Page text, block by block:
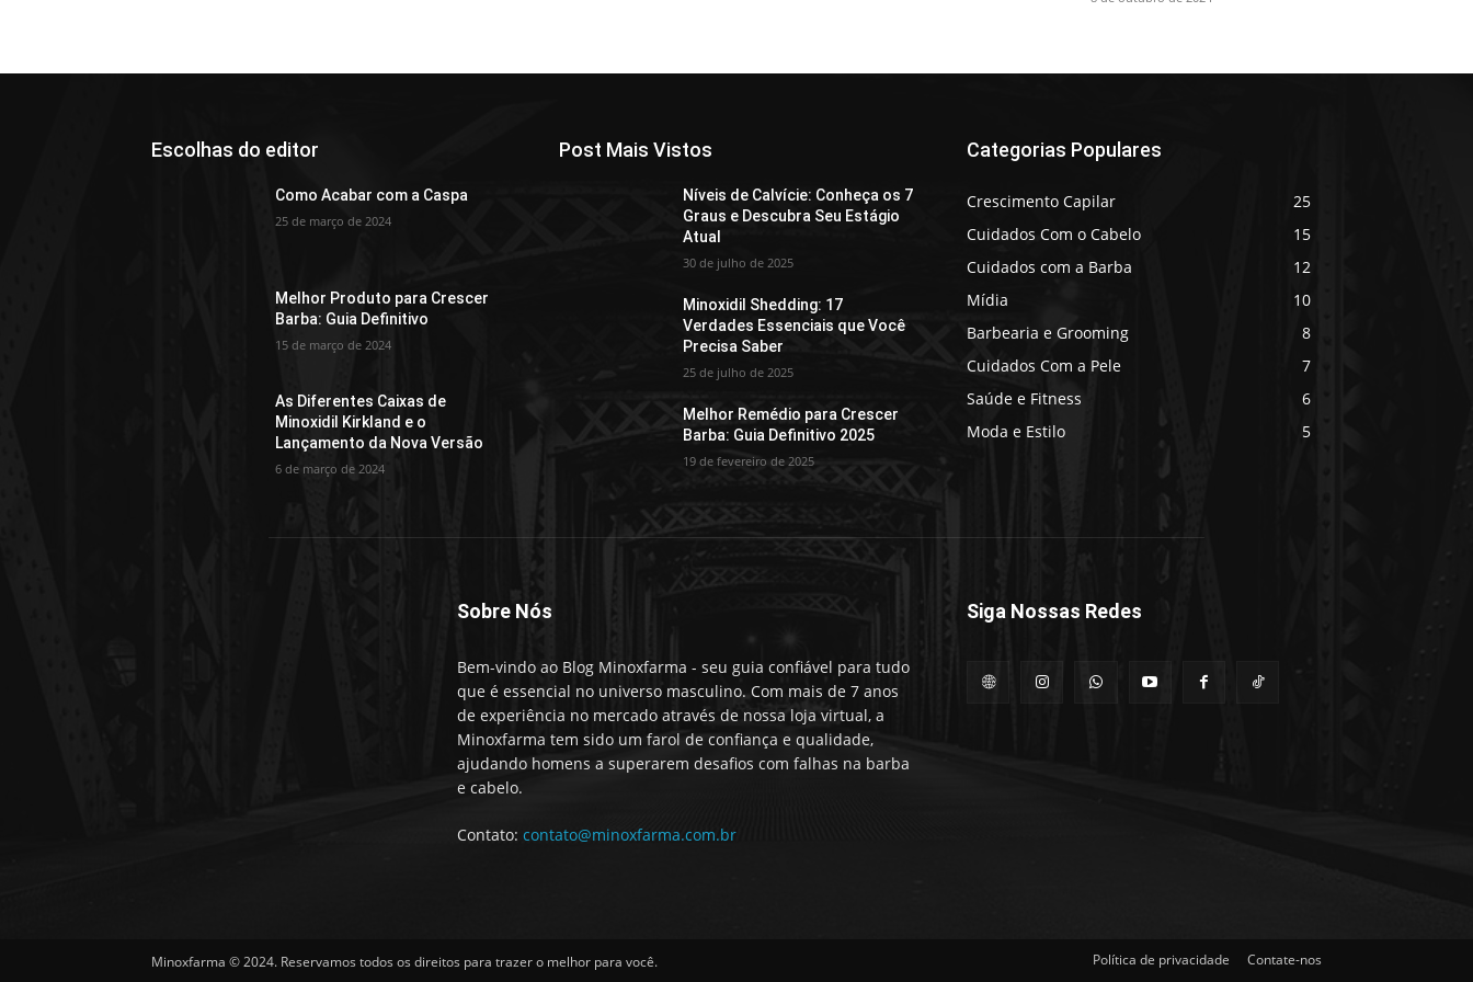
Escolhas do editor
Como Acabar com a Caspa
25 de março de 2024
Melhor Produto para Crescer
Barba: Guia Definitivo
15 de março de 2024
As Diferentes Caixas de
Minoxidil Kirkland e o
Lançamento da Nova Versão
6 de março de 2024
Post Mais Vistos
Níveis de Calvície: Conheça os 7
Graus e Descubra Seu Estágio
Atual
30 de julho de 2025
Minoxidil Shedding: 17
Verdades Essenciais que Você
Precisa Saber
25 de julho de 2025
Melhor Remédio para Crescer
Barba: Guia Definitivo 2025
19 de fevereiro de 2025
Categorias Populares
Crescimento Capilar
25
Cuidados Com o Cabelo
15
Cuidados com a Barba
12
Mídia
10
Barbearia e Grooming
8
Cuidados Com a Pele
7
Saúde e Fitness
6
Moda e Estilo
5
Sobre Nós
Bem-vindo ao Blog Minoxfarma - seu guia confiável para tudo
que é essencial no universo masculino. Com mais de 7 anos
de experiência no mercado através de nossa loja virtual, a
Minoxfarma tem sido um farol de confiança e qualidade,
ajudando homens a superarem desafios com falhas na barba
e cabelo.
Contato: contato@minoxfarma.com.br
Siga Nossas Redes
Minoxfarma © 2024. Reservamos todos os direitos para trazer o melhor para você. Política de privacidade Contate-nos